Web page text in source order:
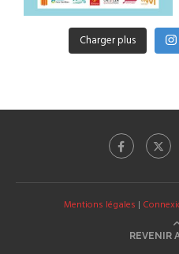
Charger plus
Mentions légales |
REVENIR